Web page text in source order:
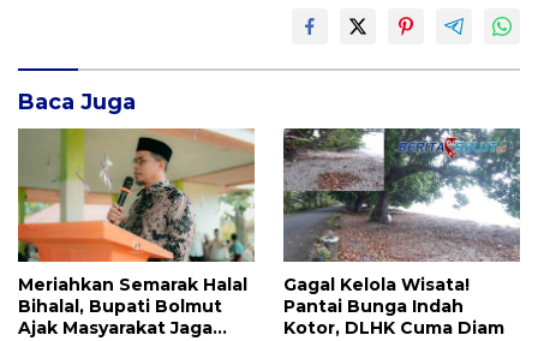
Baca Juga
Meriahkan Semarak Halal
Bihalal, Bupati Bolmut
Ajak Masyarakat Jaga
Gagal Kelola Wisata!
Pantai Bunga Indah
Kotor, DLHK Cuma Diam